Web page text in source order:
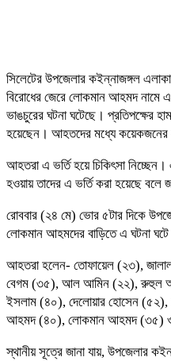
সিলেটের উপজেলার কইন্নাজঙ্গল
বিরোধের জেরে লোকমান আহমদ নামে
ভাঙচুরের ঘটনা ঘটেছে। প্রতিপক্ষের
হয়েছেন। আহতদের মধ্যে কয়েকজনের
আহতরা এ ভর্তি হয়ে চিকিৎসা
হওয়ায় তাদের এ ভর্তি করা হয়েছে বলে
রোববার (২৪ মে) ভোর ৫টার দিকে
লোকমান আহমদের বাড়িতে এ ঘটনা
আহতরা হলেন- তোফায়েল (২৩),
বেগম (৩৫), আল আমিন (২২), রুহুল
ইসলাম (৪০), দেলোয়ার হোসেন (৫২),
আহমদ (৪০), লোকমান আহমদ (৩৫) ও
স্থানীয় সূত্রে জানা যায়, উপজেলার